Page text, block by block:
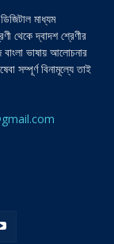
মাধ্যম
থেকে দ্বাদশ শ্রেণীর
ভাষায় আলোচনার
সম্পূর্ণ বিনামূল্যে তাই